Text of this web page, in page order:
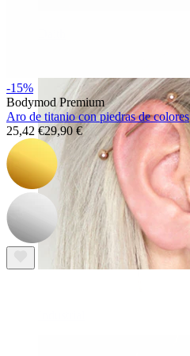
-15%
Bodymod Premium
Aro de titanio con piedras de colores
25,42 €29,90 €